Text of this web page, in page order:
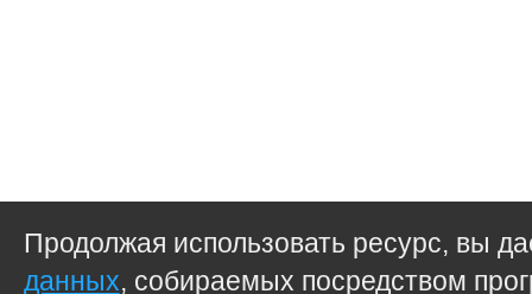
Продолжая использовать ресурс, вы
данных, собираемых посредством